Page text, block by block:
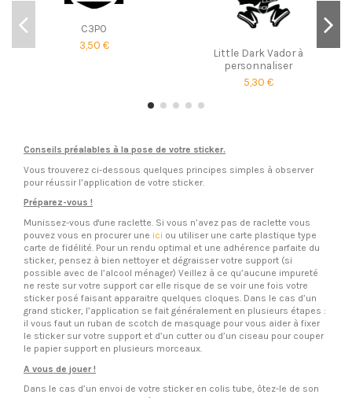
C3PO
3,50 €
Little Dark Vador à
personnaliser
5,30 €
Conseils préalables à la pose de votre sticker.
Vous trouverez ci-dessous quelques principes simples à observer
pour réussir l’application de votre sticker.
Préparez-vous !
Munissez-vous d'une raclette. Si vous n’avez pas de raclette vous
pouvez vous en procurer une ici ou utiliser une carte plastique type
carte de fidélité. Pour un rendu optimal et une adhérence parfaite du
sticker, pensez à bien nettoyer et dégraisser votre support (si
possible avec de l’alcool ménager) Veillez à ce qu’aucune impureté
ne reste sur votre support car elle risque de se voir une fois votre
sticker posé faisant apparaitre quelques cloques. Dans le cas d’un
grand sticker, l’application se fait généralement en plusieurs étapes :
il vous faut un ruban de scotch de masquage pour vous aider à fixer
le sticker sur votre support et d’un cutter ou d’un ciseau pour couper
le papier support en plusieurs morceaux.
A vous de jouer !
Dans le cas d’un envoi de votre sticker en colis tube, ôtez-le de son